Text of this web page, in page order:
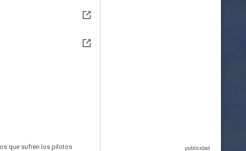
que sufren los pilotos